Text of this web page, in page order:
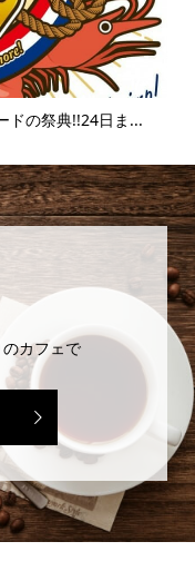
ドの祭典!!24日ま...
カフェで